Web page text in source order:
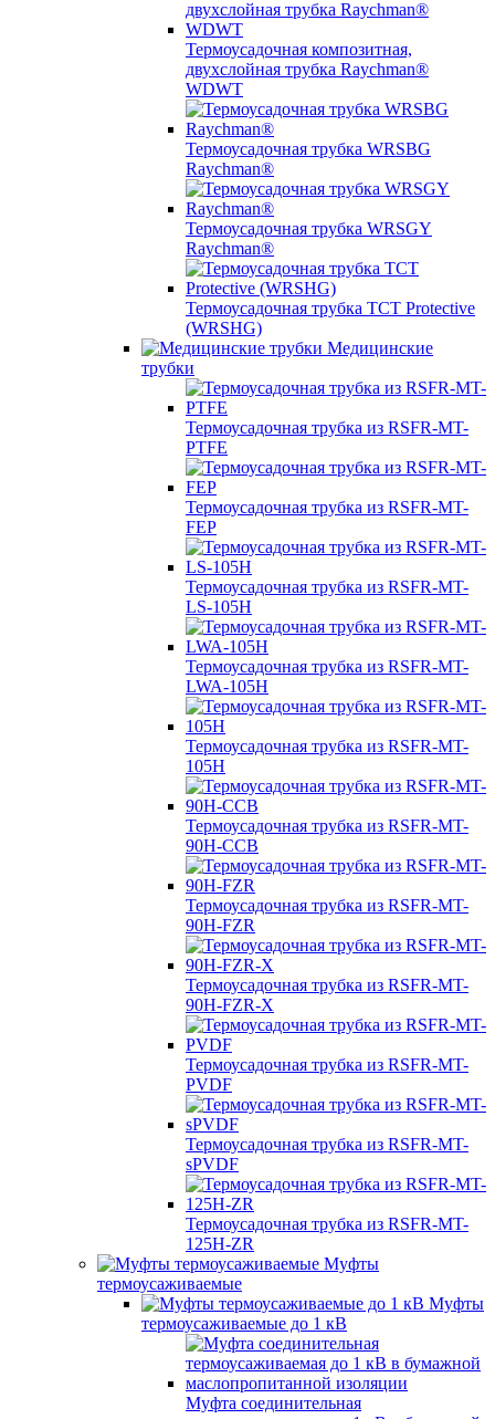
Термоусадочная композитная,
двухслойная трубка Raychman®
WDWT
Термоусадочная трубка WRSBG
Raychman®
Термоусадочная трубка WRSGY
Raychman®
Термоусадочная трубка TCT Protective
(WRSHG)
Медицинские
трубки
Термоусадочная трубка из RSFR-MT-
PTFE
Термоусадочная трубка из RSFR-MT-
FEP
Термоусадочная трубка из RSFR-MT-
LS-105H
Термоусадочная трубка из RSFR-MT-
LWA-105H
Термоусадочная трубка из RSFR-MT-
105H
Термоусадочная трубка из RSFR-MT-
90H-CCB
Термоусадочная трубка из RSFR-MT-
90H-FZR
Термоусадочная трубка из RSFR-MT-
90H-FZR-X
Термоусадочная трубка из RSFR-MT-
PVDF
Термоусадочная трубка из RSFR-MT-
sPVDF
Термоусадочная трубка из RSFR-MT-
125H-ZR
Муфты
термоусаживаемые
Муфты
термоусаживаемые до 1 кВ
Муфта соединительная